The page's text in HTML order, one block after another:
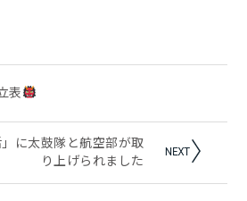
表
に太鼓隊と航空部が取
り上げられました